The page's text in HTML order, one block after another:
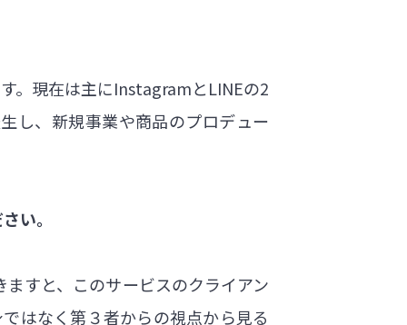
。現在は主にInstagramとLINEの2
し、新規事業や商品のプロデュー
い。
すと、このサービスのクライアン
はなく第３者からの視点から見る